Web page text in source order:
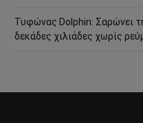
Τυφώνας Dolphin: Σαρώνει
δεκάδες χιλιάδες χωρίς